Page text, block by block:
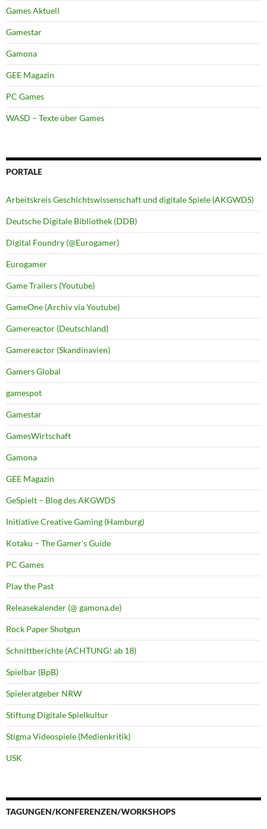
Games Aktuell
Gamestar
Gamona
GEE Magazin
PC Games
WASD – Texte über Games
PORTALE
Arbeitskreis Geschichtswissenschaft und digitale Spiele (AKGWDS)
Deutsche Digitale Bibliothek (DDB)
Digital Foundry (@Eurogamer)
Eurogamer
Game Trailers (Youtube)
GameOne (Archiv via Youtube)
Gamereactor (Deutschland)
Gamereactor (Skandinavien)
Gamers Global
gamespot
Gamestar
GamesWirtschaft
Gamona
GEE Magazin
GeSpielt – Blog des AKGWDS
Initiative Creative Gaming (Hamburg)
Kotaku – The Gamer's Guide
PC Games
Play the Past
Releasekalender (@ gamona.de)
Rock Paper Shotgun
Schnittberichte (ACHTUNG! ab 18)
Spielbar (BpB)
Spieleratgeber NRW
Stiftung Digitale Spielkultur
Stigma Videospiele (Medienkritik)
USK
TAGUNGEN/KONFERENZEN/WORKSHOPS